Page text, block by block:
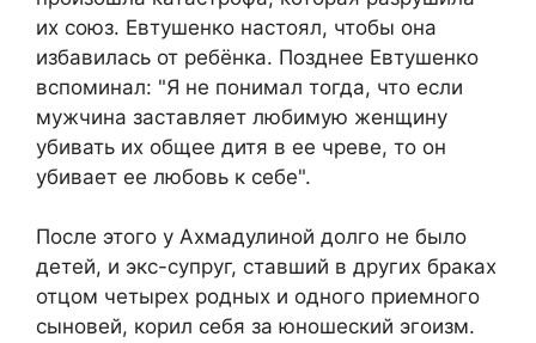
их союз. Евтушенко настоял, чтобы она
избавилась от ребёнка. Позднее Евтушенко
вспоминал: "Я не понимал тогда, что если
мужчина заставляет любимую женщину
убивать их общее дитя в ее чреве, то он
убивает ее любовь к себе".
После этого у Ахмадулиной долго не было
детей, и экс-супруг, ставший в других браках
отцом четырех родных и одного приемного
сыновей, корил себя за юношеский эгоизм.